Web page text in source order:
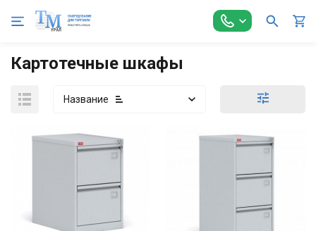
Главная Металлическая мебель Картотечные шкафы
Картотечные шкафы
Название